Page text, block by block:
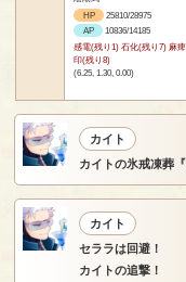
HP
25810/28975
AP
10836/14185
感電(残り1) 石化(残り7) 麻
印(残り8)
(6.25, 1.30, 0.00)
カイト
カイトの氷戒凍葬
カイト
セララは回避！
カイトの追撃！